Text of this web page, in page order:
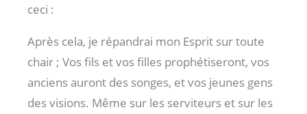
ceci :
Après cela, je répandrai mon Esprit sur toute
chair ; Vos fils et vos filles prophétiseront, vos
anciens auront des songes, et vos jeunes gens
des visions. Même sur les serviteurs et sur les